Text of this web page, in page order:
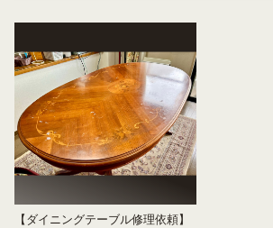
【ダイニングテーブル修理依頼】